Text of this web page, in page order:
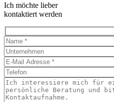
Ich möchte lieber
kontaktiert werden